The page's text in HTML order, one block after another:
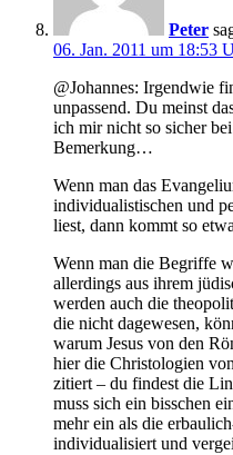
Peter
06. Jan. 2011 um 18:53
@Johannes: Irgendwie
unpassend. Du meinst
ich mir nicht so sicher
Bemerkung…
Wenn man das
individualistischen und
liest, dann kommt so
Wenn man die Begriffe
allerdings aus ihrem
werden auch die
die nicht dagewesen,
warum Jesus von den
hier die Christologien
zitiert – du findest die
muss sich ein bisschen
mehr ein als die
individualisiert und